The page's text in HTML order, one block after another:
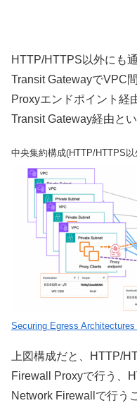
HTTP/HTTPS以外にも
Transit GatewayでVPC
Proxyエンドポイント経
Transit Gateway経由と
中央集約構成(HTTP/HTTPS
Securing Egress
上図構成だと、HTTP/
Firewall Proxyで行う、
Network Firewallで行う